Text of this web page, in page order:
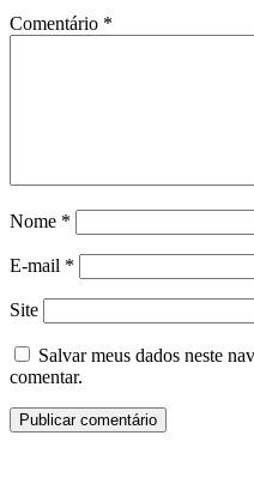
Comentário *
Nome *
E-mail *
Site
Salvar meus dados neste
comentar.